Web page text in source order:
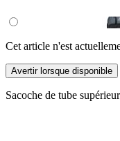
Cet article n'est
Avertir lorsque disponible
Sacoche de tube